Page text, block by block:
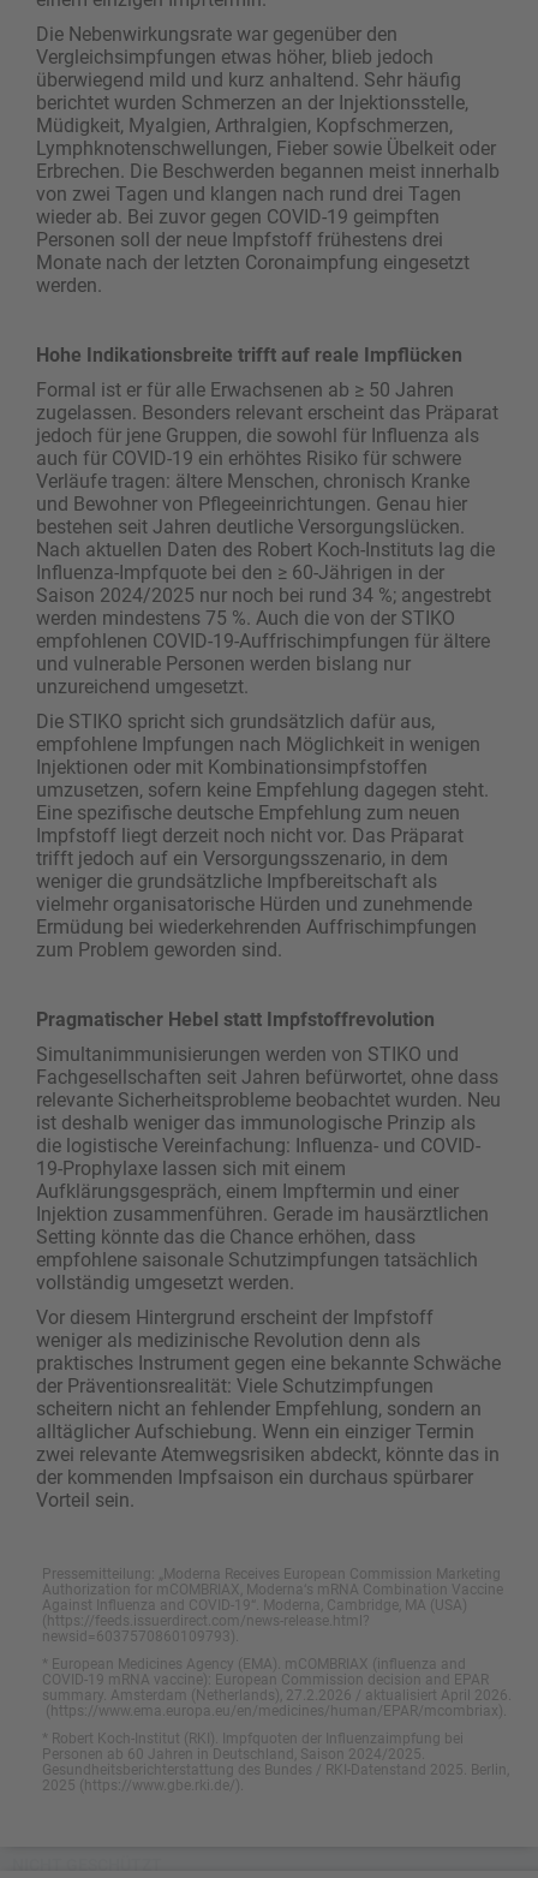
Die Nebenwirkungsrate war gegenüber den
Vergleichsimpfungen etwas höher, blieb jedoch
überwiegend mild und kurz anhaltend. Sehr häufig
berichtet wurden Schmerzen an der Injektionsstelle,
Müdigkeit, Myalgien, Arthralgien, Kopfschmerzen,
Lymphknotenschwellungen, Fieber sowie Übelkeit oder
Erbrechen. Die Beschwerden begannen meist innerhalb
von zwei Tagen und klangen nach rund drei Tagen
wieder ab. Bei zuvor gegen COVID-19 geimpften
Personen soll der neue Impfstoff frühestens drei
Monate nach der letzten Coronaimpfung eingesetzt
werden.
Hohe Indikationsbreite trifft auf reale Impflücken
Formal ist er für alle Erwachsenen ab ≥ 50 Jahren
zugelassen. Besonders relevant erscheint das Präparat
jedoch für jene Gruppen, die sowohl für Influenza als
auch für COVID-19 ein erhöhtes Risiko für schwere
Verläufe tragen: ältere Menschen, chronisch Kranke
und Bewohner von Pflegeeinrichtungen. Genau hier
bestehen seit Jahren deutliche Versorgungslücken.
Nach aktuellen Daten des Robert Koch-Instituts lag die
Influenza-Impfquote bei den ≥ 60-Jährigen in der
Saison 2024/2025 nur noch bei rund 34 %; angestrebt
werden mindestens 75 %. Auch die von der STIKO
empfohlenen COVID-19-Auffrischimpfungen für ältere
und vulnerable Personen werden bislang nur
unzureichend umgesetzt.
Die STIKO spricht sich grundsätzlich dafür aus,
empfohlene Impfungen nach Möglichkeit in wenigen
Injektionen oder mit Kombinationsimpfstoffen
umzusetzen, sofern keine Empfehlung dagegen steht.
Eine spezifische deutsche Empfehlung zum neuen
Impfstoff liegt derzeit noch nicht vor. Das Präparat
trifft jedoch auf ein Versorgungsszenario, in dem
weniger die grundsätzliche Impfbereitschaft als
vielmehr organisatorische Hürden und zunehmende
Ermüdung bei wiederkehrenden Auffrischimpfungen
zum Problem geworden sind.
Pragmatischer Hebel statt Impfstoffrevolution
Simultanimmunisierungen werden von STIKO und
Fachgesellschaften seit Jahren befürwortet, ohne dass
relevante Sicherheitsprobleme beobachtet wurden. Neu
ist deshalb weniger das immunologische Prinzip als
die logistische Vereinfachung: Influenza- und COVID-
19-Prophylaxe lassen sich mit einem
Aufklärungsgespräch, einem Impftermin und einer
Injektion zusammenführen. Gerade im hausärztlichen
Setting könnte das die Chance erhöhen, dass
empfohlene saisonale Schutzimpfungen tatsächlich
vollständig umgesetzt werden.
Vor diesem Hintergrund erscheint der Impfstoff
weniger als medizinische Revolution denn als
praktisches Instrument gegen eine bekannte Schwäche
der Präventionsrealität: Viele Schutzimpfungen
scheitern nicht an fehlender Empfehlung, sondern an
alltäglicher Aufschiebung. Wenn ein einziger Termin
zwei relevante Atemwegsrisiken abdeckt, könnte das in
der kommenden Impfsaison ein durchaus spürbarer
Vorteil sein.
Pressemitteilung: „Moderna Receives European Commission Marketing
Authorization for mCOMBRIAX, Moderna‘s mRNA Combination Vaccine
Against Influenza and COVID-19“. Moderna, Cambridge, MA (USA)
(https://feeds.issuerdirect.com/news-release.html?
newsid=6037570860109793).
* European Medicines Agency (EMA). mCOMBRIAX (influenza and
COVID-19 mRNA vaccine): European Commission decision and EPAR
summary. Amsterdam (Netherlands), 27.2.2026 / aktualisiert April 2026.
(https://www.ema.europa.eu/en/medicines/human/EPAR/mcombriax).
* Robert Koch-Institut (RKI). Impfquoten der Influenzaimpfung bei
Personen ab 60 Jahren in Deutschland, Saison 2024/2025.
Gesundheitsberichterstattung des Bundes / RKI-Datenstand 2025. Berlin,
2025 (https://www.gbe.rki.de/).